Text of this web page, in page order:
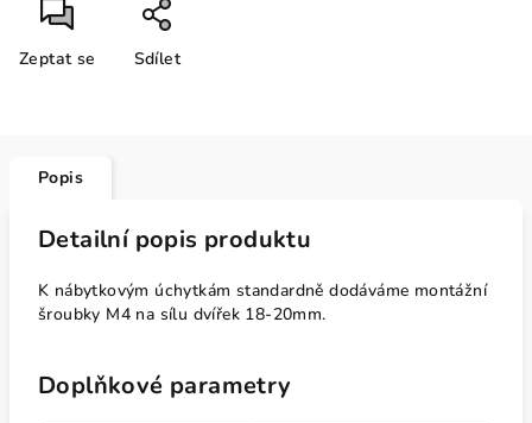
Zeptat se Sdílet
Popis
Detailní popis produktu
K nábytkovým úchytkám standardně dodáváme montážní
šroubky M4 na sílu dvířek 18-20mm.
Doplňkové parametry